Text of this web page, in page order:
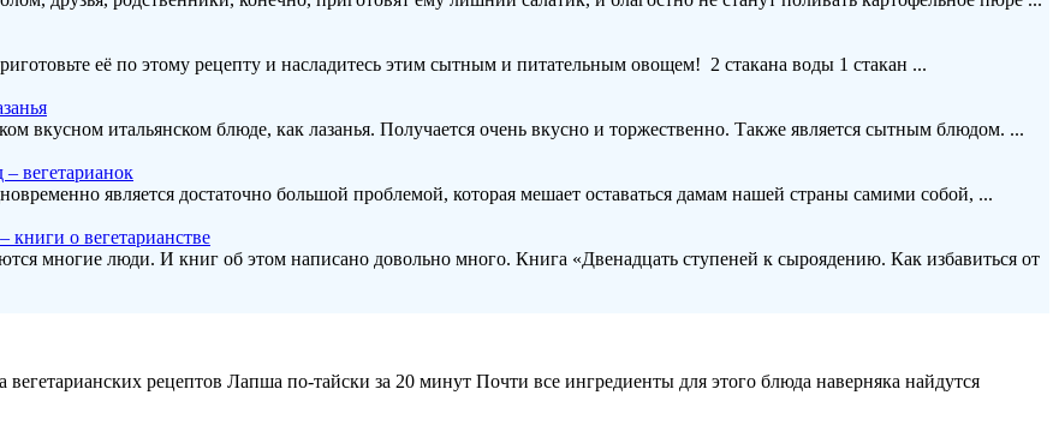
её по этому рецепту и насладитесь этим сытным и питательным овощем! 2 стакана воды 1 стакан ...
вкусном итальянском блюде, как лазанья. Получается очень вкусно и торжественно. Также является сытным блюдом. ...
вегетарианок
является достаточно большой проблемой, которая мешает оставаться дамам нашей страны самими собой, ...
книги о вегетарианстве
многие люди. И книг об этом написано довольно много. Книга «Двенадцать ступеней к сыроядению. Как избавиться от
Лапша по-тайски за 20 минут Почти все ингредиенты для этого блюда наверняка найдутся